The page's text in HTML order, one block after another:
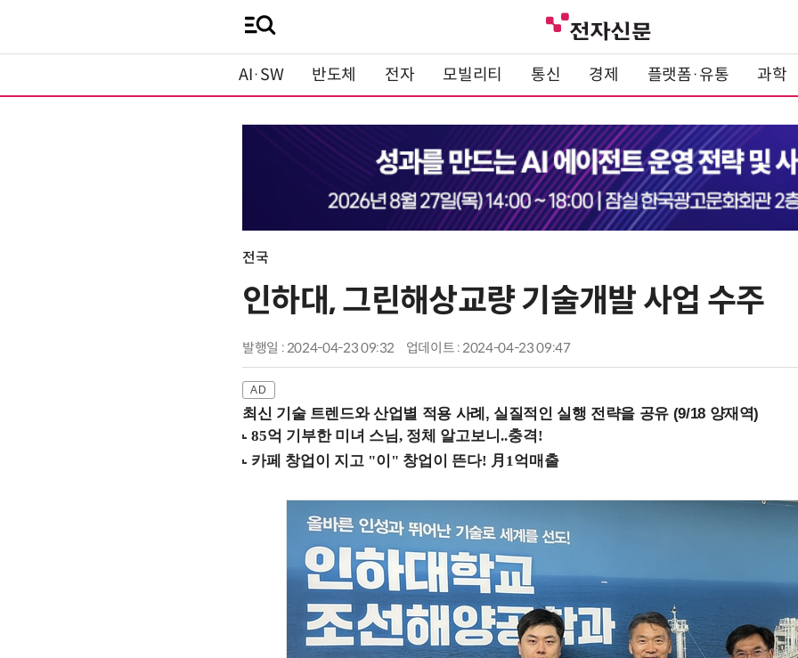
AI·SW 반도체 전자 모빌리티 통신 경제 플랫폼·유통 과학
전국
인하대, 그린해상교량 기술개발 사업 수주
발행일 : 2024-04-23 09:32 업데이트 : 2024-04-23 09:47
최신 기술 트렌드와 산업별 적용 사례, 실질적인 실행 전략을 공유 (9/18 양재역)